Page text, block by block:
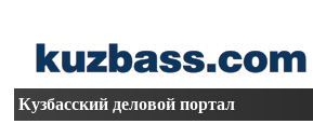
Кузбасский деловой портал